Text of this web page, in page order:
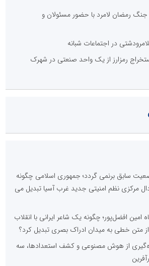
رمضان لامرد با حضور مسئولان و
در اجتماعات شبانه
استخراج رمزارز از یک واحد صنعتی در شهرک
سابق برنمی گردد؛ جمهوری اسلامی چگونه
دال مرکزی نظم امنیتی جدید غرب آسیا تبدیل می
امین افضل‌پور؛ چگونه یک شاعر ایرانی با انقلاب
متن خطی به میدان ادراک بصری تبدیل کرد؟
از هوش مصنوعی و کشف استعدادها، سه